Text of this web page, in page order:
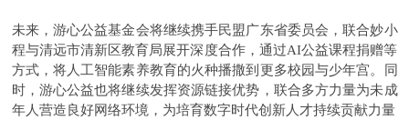
未来，游心公益基金会将继续携手民盟广东省委员会，联合妙小
程与清远市清新区教育局展开深度合作，通过AI公益课程捐赠等
方式，将人工智能素养教育的火种播撒到更多校园与少年宫。同
时，游心公益也将继续发挥资源链接优势，联合多方力量为未成
年人营造良好网络环境，为培育数字时代创新人才持续贡献力量